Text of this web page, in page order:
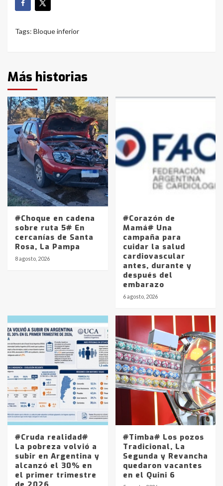
Tags: Bloque inferior
Más historias
#Choque en cadena
sobre ruta 5# En
cercanías de Santa
Rosa, La Pampa
8 agosto, 2026
#Corazón de
Mamá# Una
campaña para
cuidar la salud
cardiovascular
antes, durante y
después del
embarazo
6 agosto, 2026
#Cruda realidad#
La pobreza volvió a
subir en Argentina y
alcanzó el 30% en
el primer trimestre
#Timba# Los pozos
Tradicional, La
Segunda y Revancha
quedaron vacantes
en el Quini 6